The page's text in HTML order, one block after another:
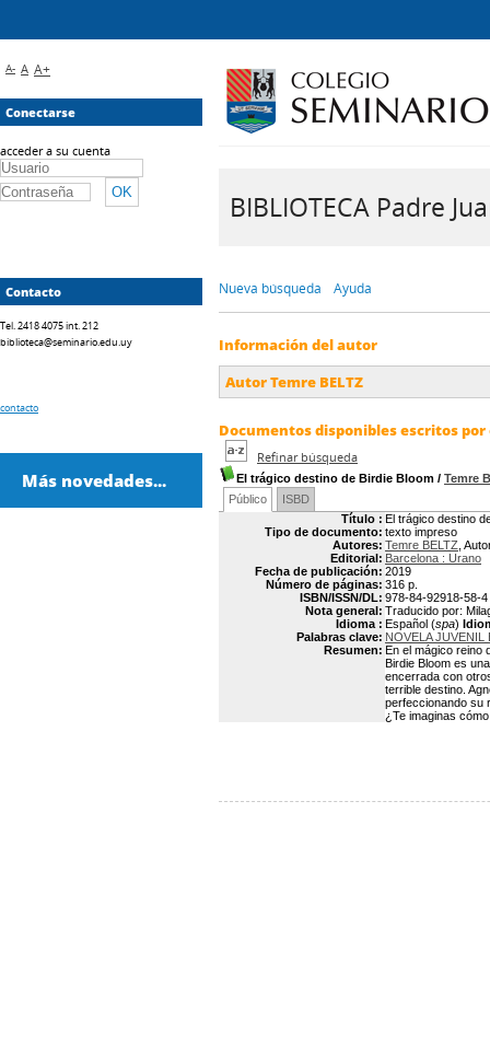
BIBLIOTECA Padre
Nueva búsqueda Ayuda
Información del autor
Autor Temre BELTZ
Documentos disponibles escritos
Refinar búsqueda
El trágico destino de Birdie Bloom / Temre
Público
ISBD
Título : El trágico destino
Tipo de documento: texto impreso
Autores: Temre BELTZ ,
Editorial: Barcelona : Urano
Fecha de publicación: 2019
Número de páginas: 316 p.
ISBN/ISSN/DL: 978-84-92918-58-4
Nota general: Traducido por:
Idioma : Español (spa)
Palabras clave: NOVELA JUVENIL
Resumen: En el mágico reino
Birdie Bloom es
encerrada con
terrible destino.
perfeccionando su
¿Te imaginas
A- A A+
Conectarse
acceder a su cuenta
Contacto
Tel. 2418 4075 int. 212
biblioteca@seminario.edu.uy
contacto
Más novedades...